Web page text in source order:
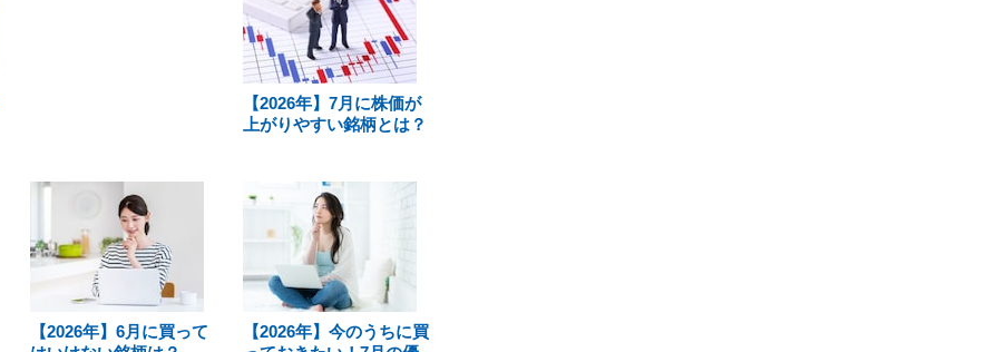
【2026年】7月に株価が
上がりやすい銘柄とは？
【2026年】6月に買って
【2026年】今のうちに買